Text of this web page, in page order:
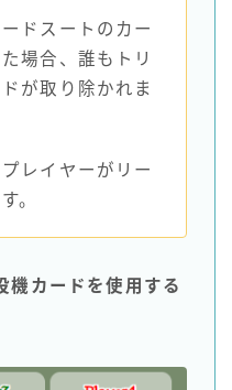
ドスートのカー
場合、誰もトリ
が取り除かれま
レイヤーがリー
。
機カードを使用する